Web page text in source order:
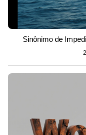
Sinônimo de